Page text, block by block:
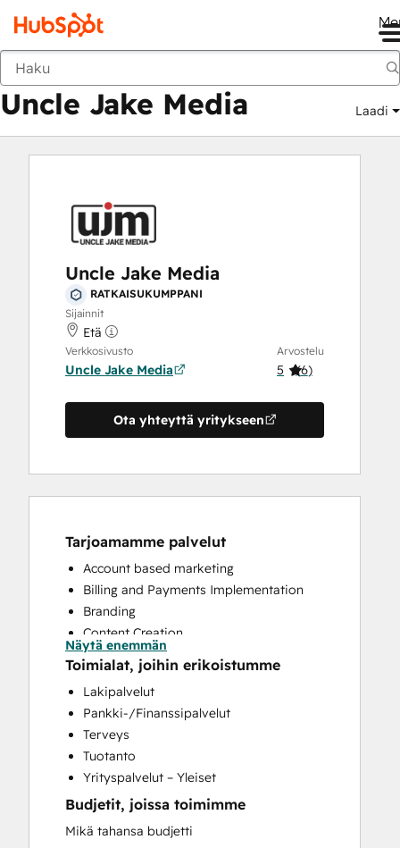
Markkinapaikka
Uncle Jake Media Laadi
Uncle Jake Media
RATKAISUKUMPPANI
Sijainnit
Etä
Verkkosivusto
Uncle Jake Media
Arvostelu
5 (6)
Ota yhteyttä yritykseen
Tarjoamamme palvelut
Account based marketing
Billing and Payments Implementation
Branding
Content Creation
CRM Implementation
CRM Migration
Custom API Integrations
Customer Marketing
Email Marketing
Full Inbound Marketing Services
HubSpot Onboarding
Marketing Hub Enterprise Onboarding
Marketing Hub Professional Onboarding
Näytä enemmän
Toimialat, joihin erikoistumme
Lakipalvelut
Pankki-/Finanssipalvelut
Terveys
Tuotanto
Yrityspalvelut – Yleiset
Budjetit, joissa toimimme
Mikä tahansa budjetti